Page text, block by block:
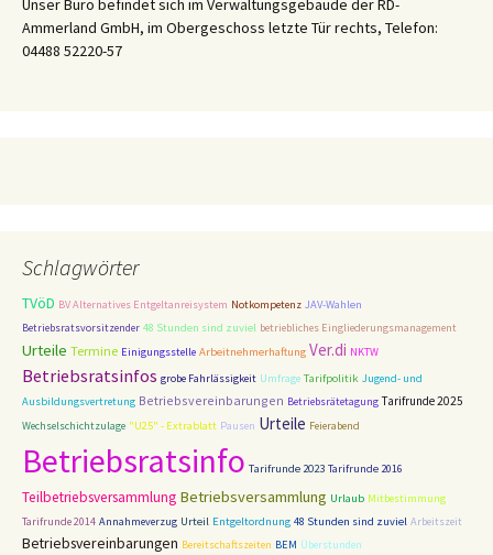
Unser Büro befindet sich im Verwaltungsgebäude der RD-
Ammerland GmbH, im Obergeschoss letzte Tür rechts, Telefon:
04488 52220-57
Schlagwörter
TVöD BV Alternatives Entgeltanreisystem Notkompetenz JAV-Wahlen
Betriebsratsvorsitzender 48 Stunden sind zuviel betriebliches Eingliederungsmanagement
Urteile Termine Einigungsstelle Arbeitnehmerhaftung Ver.di NKTW
Betriebsratsinfos grobe Fahrlässigkeit Umfrage Tarifpolitik Jugend- und
Ausbildungsvertretung Betriebsvereinbarungen Betriebsrätetagung Tarifrunde 2025
Wechselschichtzulage "U25" - Extrablatt Pausen Urteile Feierabend
Betriebsratsinfo Tarifrunde 2023 Tarifrunde 2016
Teilbetriebsversammlung Betriebsversammlung Urlaub Mitbestimmung
Tarifrunde 2014 Annahmeverzug Urteil Entgeltordnung 48 Stunden sind zuviel Arbeitszeit
Betriebsvereinbarungen Bereitschaftszeiten BEM Überstunden